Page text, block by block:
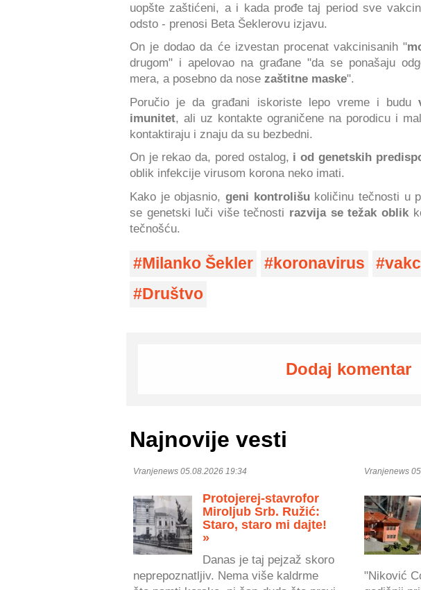
uopšte zaštićeni, a i kada prođe taj period sve
odsto - prenosi Beta Šeklerovu izjavu.
On je dodao da će izvestan procenat vakcinisanih "
drugom" i apelovao na građane "da se ponašaju
mera, a posebno da nose zaštitne maske".
Poručio je da građani iskoriste lepo vreme i budu
imunitet, ali uz kontakte ograničene na porodicu i
kontaktiraju i znaju da su bezbedni.
On je rekao da, pored ostalog, i od genetskih
oblik infekcije virusom korona neko imati.
Kako je objasnio, geni kontrolišu količinu tečnosti u
se genetski luči više tečnosti razvija se težak oblik
tečnošću.
Milanko Šekler koronavirus
Društvo
Dodaj komentar
Najnovije vesti
Vranjenews 05.08.2026 19:34
Protojerej-stavrofor
Miroljub Srb. Ružić:
Staro, staro mi dajte!
»
Danas je taj pejzaž skoro
neprepoznatljiv. Nema više kaldrme
Vranjenews
"Niković